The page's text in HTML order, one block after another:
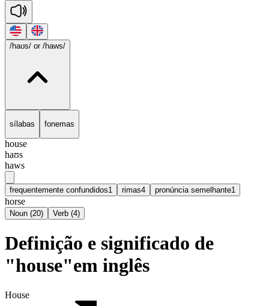
/haʊs/ or /haws/
sílabas fonemas
house
haʊs
haws
frequentemente confundidos1 rimas4 pronúncia semelhante1
horse
Noun (20) Verb (4)
Definição e significado de
"house"em inglês
House